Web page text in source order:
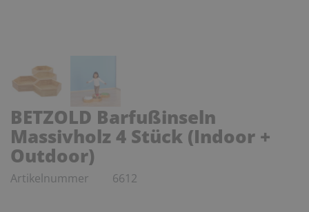
BETZOLD Barfußinseln
Massivholz 4 Stück (Indoor +
Outdoor)
Artikelnummer 6612